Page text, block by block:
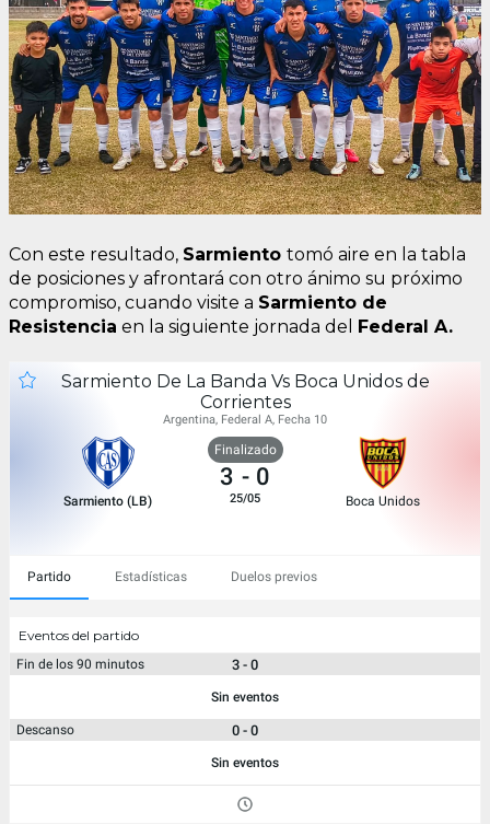
Con este resultado, Sarmiento tomó aire en la tabla
de posiciones y afrontará con otro ánimo su próximo
compromiso, cuando visite a Sarmiento de
Resistencia en la siguiente jornada del Federal A.
Sarmiento De La Banda Vs Boca Unidos de
Corrientes
Argentina, Federal A, Fecha 10
Sarmiento (LB)
Finalizado
3 - 0
25/05 Boca Unidos
Partido Estadísticas Duelos previos
Eventos del partido
Fin de los 90 minutos 3 - 0
Sin eventos
Descanso 0 - 0
Sin eventos